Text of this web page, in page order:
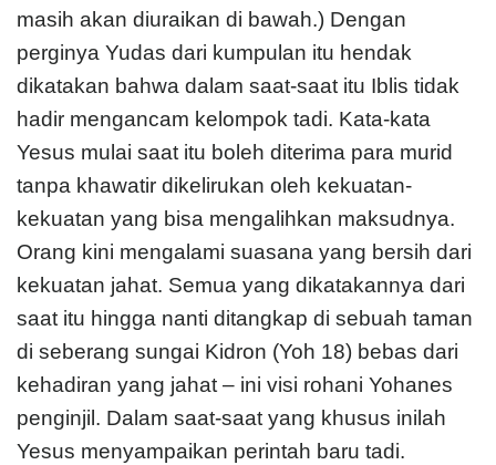
masih akan diuraikan di bawah.) Dengan
perginya Yudas dari kumpulan itu hendak
dikatakan bahwa dalam saat-saat itu Iblis tidak
hadir mengancam kelompok tadi. Kata-kata
Yesus mulai saat itu boleh diterima para murid
tanpa khawatir dikelirukan oleh kekuatan-
kekuatan yang bisa mengalihkan maksudnya.
Orang kini mengalami suasana yang bersih dari
kekuatan jahat. Semua yang dikatakannya dari
saat itu hingga nanti ditangkap di sebuah taman
di seberang sungai Kidron (Yoh 18) bebas dari
kehadiran yang jahat – ini visi rohani Yohanes
penginjil. Dalam saat-saat yang khusus inilah
Yesus menyampaikan perintah baru tadi.